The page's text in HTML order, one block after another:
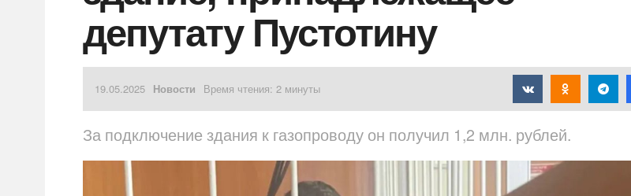
депутату Пустотину
19.05.2025 Новости Время чтения: 2 минуты
За подключение здания к газопроводу он получил 1,2 млн. рублей.